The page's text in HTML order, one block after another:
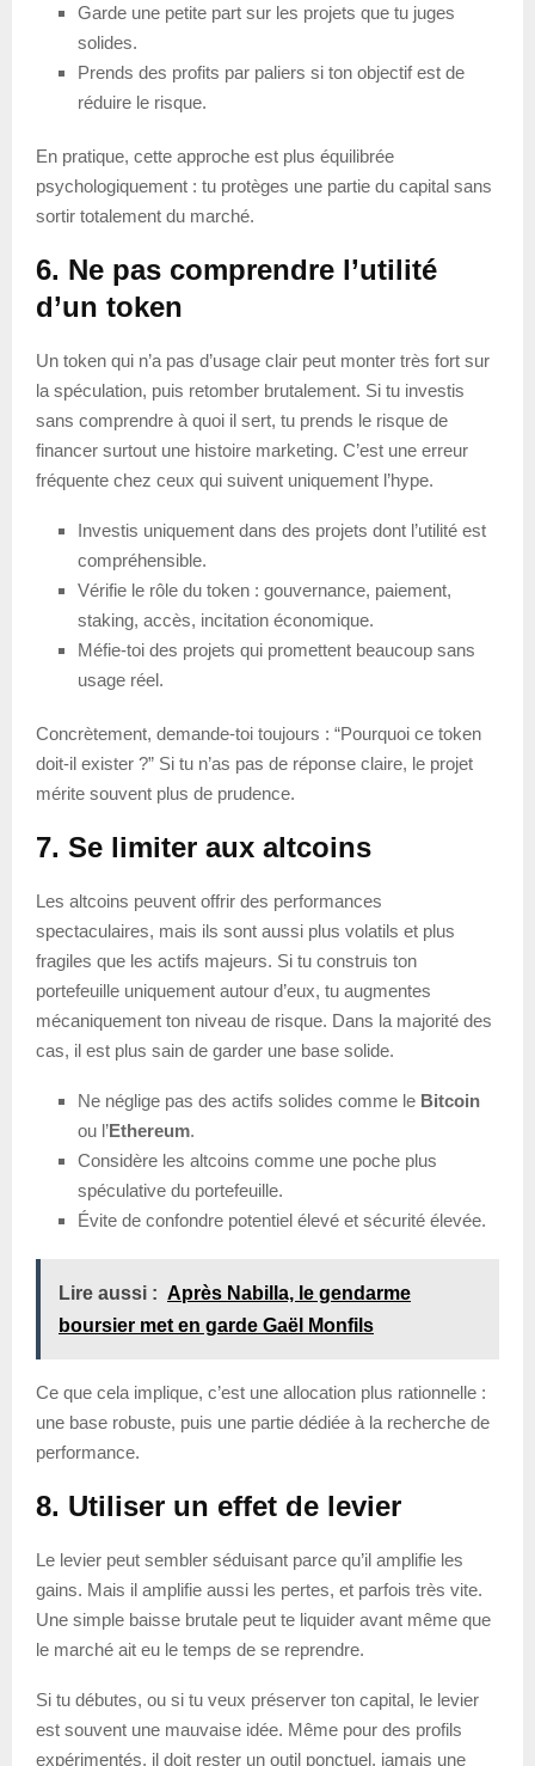
Garde une petite part sur les projets que tu juges
solides.
Prends des profits par paliers si ton objectif est de
réduire le risque.
En pratique, cette approche est plus équilibrée
psychologiquement : tu protèges une partie du capital sans
sortir totalement du marché.
6. Ne pas comprendre l’utilité
d’un token
Un token qui n’a pas d’usage clair peut monter très fort sur
la spéculation, puis retomber brutalement. Si tu investis
sans comprendre à quoi il sert, tu prends le risque de
financer surtout une histoire marketing. C’est une erreur
fréquente chez ceux qui suivent uniquement l’hype.
Investis uniquement dans des projets dont l’utilité est
compréhensible.
Vérifie le rôle du token : gouvernance, paiement,
staking, accès, incitation économique.
Méfie-toi des projets qui promettent beaucoup sans
usage réel.
Concrètement, demande-toi toujours : “Pourquoi ce token
doit-il exister ?” Si tu n’as pas de réponse claire, le projet
mérite souvent plus de prudence.
7. Se limiter aux altcoins
Les altcoins peuvent offrir des performances
spectaculaires, mais ils sont aussi plus volatils et plus
fragiles que les actifs majeurs. Si tu construis ton
portefeuille uniquement autour d’eux, tu augmentes
mécaniquement ton niveau de risque. Dans la majorité des
cas, il est plus sain de garder une base solide.
Ne néglige pas des actifs solides comme le Bitcoin
ou l’Ethereum.
Considère les altcoins comme une poche plus
spéculative du portefeuille.
Évite de confondre potentiel élevé et sécurité élevée.
Lire aussi : Après Nabilla, le gendarme
boursier met en garde Gaël Monfils
Ce que cela implique, c’est une allocation plus rationnelle :
une base robuste, puis une partie dédiée à la recherche de
performance.
8. Utiliser un effet de levier
Le levier peut sembler séduisant parce qu’il amplifie les
gains. Mais il amplifie aussi les pertes, et parfois très vite.
Une simple baisse brutale peut te liquider avant même que
le marché ait eu le temps de se reprendre.
Si tu débutes, ou si tu veux préserver ton capital, le levier
est souvent une mauvaise idée. Même pour des profils
expérimentés, il doit rester un outil ponctuel, jamais une